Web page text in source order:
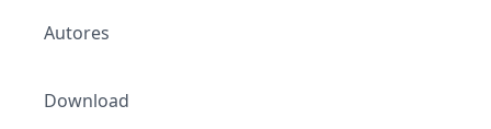
Autores
Download